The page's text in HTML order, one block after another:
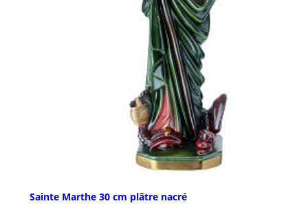
Sainte Marthe 30 cm plâtre nacré